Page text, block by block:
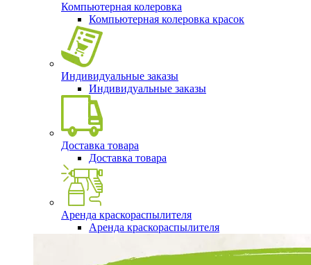
Компьютерная колеровка
Компьютерная колеровка красок
Индивидуальные заказы
Индивидуальные заказы
Доставка товара
Доставка товара
Аренда краскораспылителя
Аренда краскораспылителя